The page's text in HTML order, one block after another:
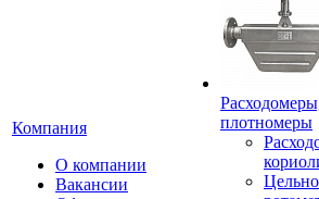
Компания
О компании
Вакансии
плотномеры